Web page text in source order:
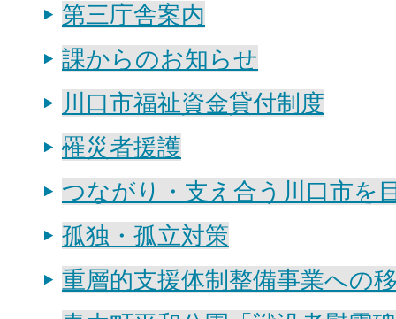
第三庁舎案内
課からのお知らせ
川口市福祉資金貸付制度
罹災者援護
つながり・支え合う川口市を
孤独・孤立対策
重層的支援体制整備事業への